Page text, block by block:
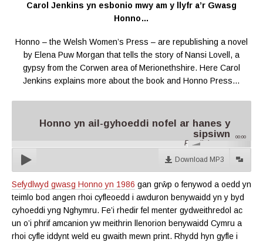
Carol Jenkins yn esbonio mwy am y llyfr a’r Gwasg
Honno…
Honno – the Welsh Women’s Press – are republishing a novel
by Elena Puw Morgan that tells the story of Nansi Lovell, a
gypsy from the Corwen area of Merionethshire. Here Carol
Jenkins explains more about the book and Honno Press…
Honno yn ail-gyhoeddi nofel ar hanes y
sipsiwn
Parallel.cymru
00:00
Download MP3
Sefydlwyd gwasg Honno yn 1986 gan grŵp o fenywod a oedd yn
teimlo bod angen rhoi cyfleoedd i awduron benywaidd yn y byd
cyhoeddi yng Nghymru. Fe’i rhedir fel menter gydweithredol ac
un o’i phrif amcanion yw meithrin llenorion benywaidd Cymru a
rhoi cyfle iddynt weld eu gwaith mewn print. Rhydd hyn gyfle i